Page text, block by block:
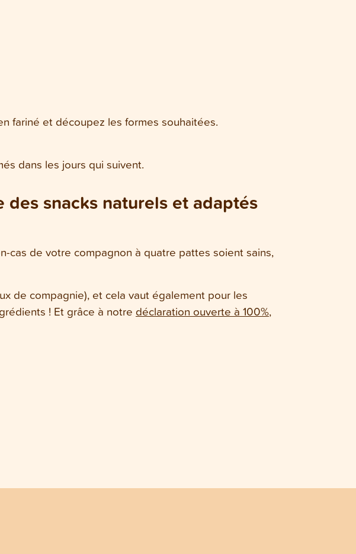
fariné et découpez les formes souhaitées.
dans les jours qui suivent.
des snacks naturels et adaptés
cas de votre compagnon à quatre pattes soient sains,
de compagnie), et cela vaut également pour les
! Et grâce à notre déclaration ouverte à 100%,